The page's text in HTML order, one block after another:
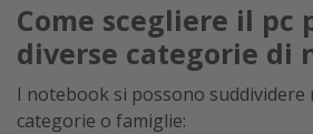
Come scegliere il pc
diverse categorie di
I notebook si possono suddividere
categorie o famiglie: